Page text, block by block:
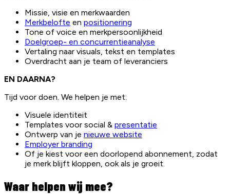
Missie, visie en merkwaarden
Merkbelofte en positionering
Tone of voice en merkpersoonlijkheid
Doelgroep- en concurrentieanalyse
Vertaling naar visuals, tekst en templates
Overdracht aan je team of leveranciers
EN DAARNA?
Tijd voor doen. We helpen je met:
Visuele identiteit
Templates voor social & presentatie
Ontwerp van je nieuwe website
Employer branding
Of je kiest voor een doorlopend abonnement, zodat
je merk blijft kloppen, ook als je groeit.
Waar helpen wij mee?